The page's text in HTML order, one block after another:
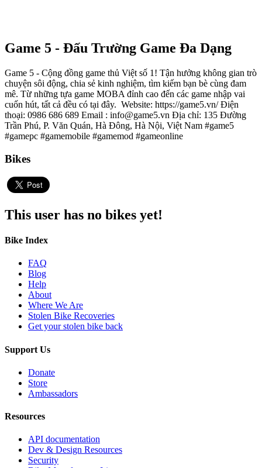
Game 5 - Đấu Trường Game Đa Dạng
Game 5 - Cộng đồng game thủ Việt số 1! Tận hưởng không gian trò
chuyện sôi động, chia sẻ kinh nghiệm, tìm kiếm bạn bè cùng đam
mê. Từ những tựa game MOBA đỉnh cao đến các game nhập vai
cuốn hút, tất cả đều có tại đây. Website: https://game5.vn/ Điện
thoại: 0986 686 689 Email : info@game5.vn Địa chỉ: 135 Đường
Trần Phú, P. Văn Quán, Hà Đông, Hà Nội, Việt Nam #game5
#gamepc #gamemobile #gamemod #gameonline
Bikes
This user has no bikes yet!
Bike Index
FAQ
Blog
Help
About
Where We Are
Stolen Bike Recoveries
Get your stolen bike back
Support Us
Donate
Store
Ambassadors
Resources
API documentation
Dev & Design Resources
Security